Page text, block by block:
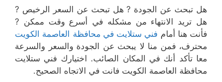
هل تبحث عن الجودة ? هل تبحث عن السعر الرخيص ?
هل تريد الانتهاء من مشكله في أسرع وقت ممكن ?
فأنت هنا أمام فني ستلايت في محافظة العاصمة الكويت
محترف، فمن منا لا يبحث عن الجودة والسعر والسرعة
معا تأكد أنك في المكان الصائب. اختيارك فني ستلايت
محافظة العاصمة الكويت فانت في الاتجاه الصحيح.